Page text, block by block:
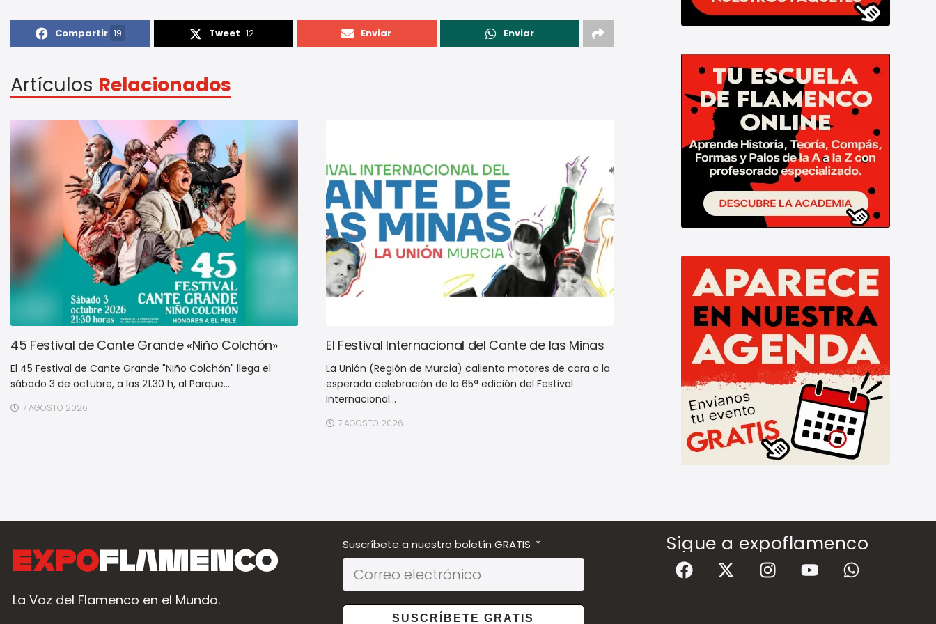
Compartir 19 Tweet 12 Enviar Enviar
Artículos Relacionados
45 Festival de Cante Grande «Niño Colchón»
El 45 Festival de Cante Grande "Niño Colchón" llega el
sábado 3 de octubre, a las 21.30 h, al Parque...
7 AGOSTO 2026
El Festival Internacional del Cante de las Minas
La Unión (Región de Murcia) calienta motores de cara a la
esperada celebración de la 65ª edición del Festival
Internacional...
7 AGOSTO 2026
La Voz del Flamenco en el Mundo.
Suscríbete a nuestro boletín GRATIS
SUSCRÍBETE GRATIS
Sigue a expoflamenco